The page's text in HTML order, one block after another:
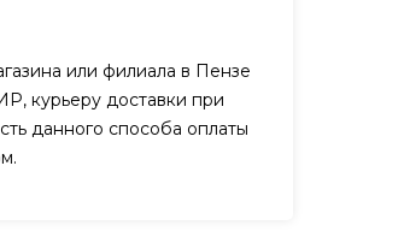
или филиала в Пензе
курьеру доставки при
данного способа оплаты